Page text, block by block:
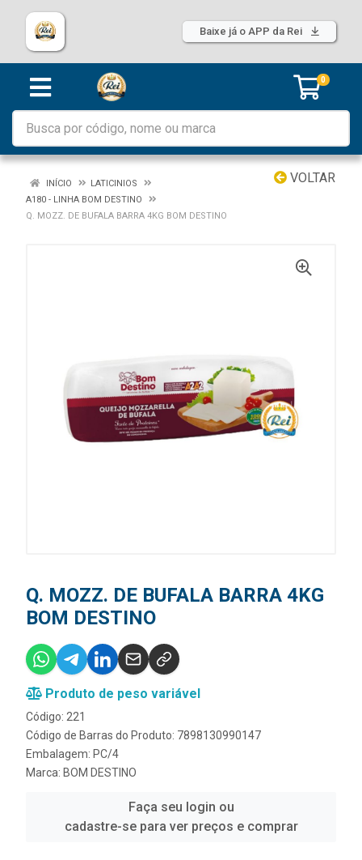
Baixe já o APP da Rei
0
VOLTAR
INÍCIO
LATICINIOS
A180 - LINHA BOM DESTINO
Q. MOZZ. DE BUFALA BARRA 4KG BOM DESTINO
Q. MOZZ. DE BUFALA BARRA 4KG
BOM DESTINO
Produto de peso variável
Código: 221
Código de Barras do Produto: 7898130990147
Embalagem: PC/4
Marca: BOM DESTINO
Faça seu login ou
cadastre-se para ver preços e comprar